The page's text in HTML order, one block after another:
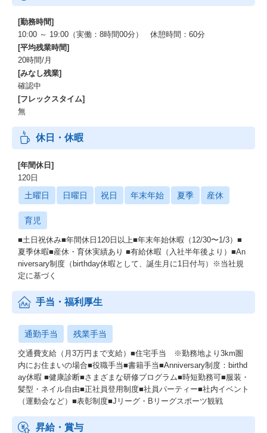
[勤務時間]
10:00 ～ 19:00（実働：8時間00分） 休憩時間：60分
[平均残業時間]
20時間/月
[みなし残業]
確認中
[フレックスタイム]
無
休日・休暇
[年間休日]
120日
土曜日 日曜日 祝日 年末年始 夏季 産休
育児
■土日祝休み■年間休日120日以上■年末年始休暇（12/30〜1/3）■
夏季休暇■産休・育休実績あり ■有給休暇（入社半年後より）■An
niversary制度（birthday休暇として、誕生月に1日付与）※当社規
定に基づく
手当・福利厚生
通勤手当 残業手当
交通費支給（月3万円まで支給）■住宅手当 ※勤務地より3km圏
内にお住まいの場合■役職手当■書籍手当■Anniversary制度：birthd
ay休暇 ■健康診断■さまざまな研修プログラム■時短勤務可■服装・
髪型・ネイル自由■正社員登用制度■社員パーティー■社内イベント
（運動会など）■表彰制度■Jリーグ・Bリーグスポーツ観戦
昇給・賞与